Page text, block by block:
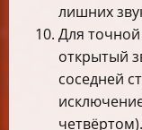
лишних
Для
открытый
соседней
четвёртом).